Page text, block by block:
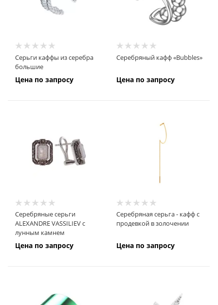
Серьги каффы из серебра
большие
Цена по запросу
Серебряный кафф «Bubbles»
Цена по запросу
Серебряные серьги
ALEXANDRE VASSILIEV с
лунным камнем
Цена по запросу
Серебряная серьга - кафф с
продевкой в золочении
Цена по запросу